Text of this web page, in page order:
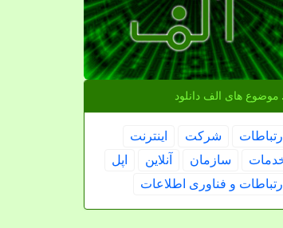
موضوع های الف دانلود
ارتباطات شركت
اینترنت
سازمان آنلاین
اپل
ارتباطات و فناوری اطلاعات